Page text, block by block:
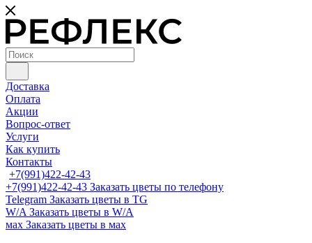
Доставка
Оплата
Акции
Вопрос-ответ
Услуги
Как купить
Контакты
+7(991)422-42-43
+7(991)422-42-43 Заказать цветы по телефону
Telegram Заказать цветы в TG
W/A Заказать цветы в W/A
мах Заказать цветы в мах